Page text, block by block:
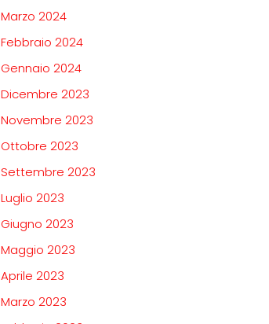
Marzo 2024
Febbraio 2024
Gennaio 2024
Dicembre 2023
Novembre 2023
Ottobre 2023
Settembre 2023
Luglio 2023
Giugno 2023
Maggio 2023
Aprile 2023
Marzo 2023